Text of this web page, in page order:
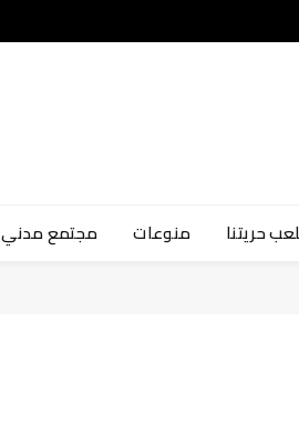
حريتنا منوعات مجتمع مدني